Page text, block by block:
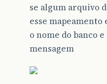
se algum arquivo
esse
o nome do banco
mensagem